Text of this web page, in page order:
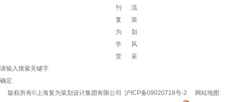
刊
复
为
学
堂
流
策
划
风
采
请输入搜索关键字
确定
网站地图
版权所有©上海复为策划设计集团有限公司 沪ICP备09020718号-2